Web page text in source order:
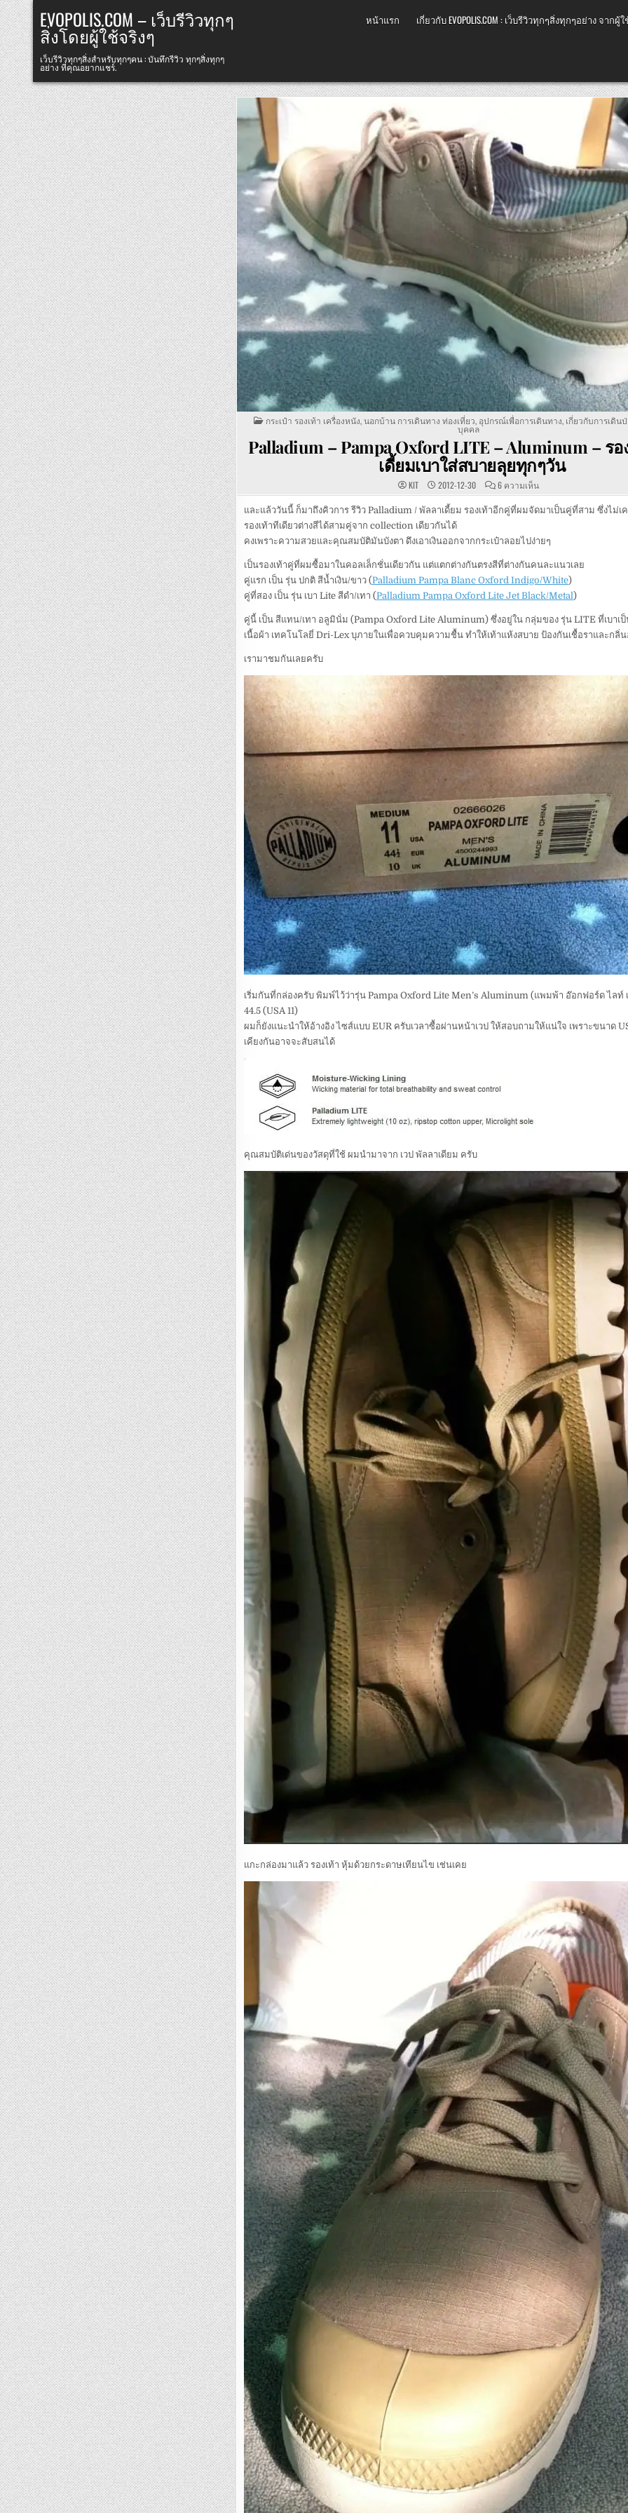
Skip
to
content
EVOPOLIS.COM – เว็บรีวิวทุกๆ
สิ่งโดยผู้ใช้จริงๆ
เว็บรีวิวทุกๆสิ่งสำหรับทุกๆคน : บันทึกรีวิว ทุกๆสิ่งทุกๆ
อย่าง ที่คุณอยากแชร์.
หน้าแรก เกี่ยวกับ EVOPOLIS.COM : เว็บรีวิวทุกๆสิ่งทุกๆอย่าง จากผู้
POSTED
IN
กระเป๋า รองเท้า เครื่องหนัง,นอกบ้าน การเดินทาง ท่องเที่ยว, อุปกรณ์เพื่อการเดินทาง, เกี่ยวกับการเดิน
บุคคล
Palladium – Pampa Oxford LITE – Aluminum – รอ
เดี้ยมเบาใส่สบายลุยทุกๆวัน
KIT 2012-12-30 6 ความเห็นบน
PALLADIUM
PAMPA
ALUMINUM
รอง
เท้า
พัล
ลา
เดี้ย
ม
ใส่
ลุย
และแล้ววันนี้ ก็มาถึงคิวการ รีวิว Palladium / พัลลาเดี้ยม รองเท้าอีกคู่ที่ผมจัดมาเป็นคู่ที่สาม ซึ่งไม่เ
รองเท้าทีเดียวต่างสีได้สามคู่จาก collection เดียวกันได้
คงเพราะความสวยและคุณสมบัติมันบังตา ดึงเอาเงินออกจากกระเป๋าลอยไปง่ายๆ
เป็นรองเท้าคู่ที่ผมซื้อมาในคอลเล็กชั่นเดียวกัน แต่แตกต่างกันตรงสีที่ต่างกันคนละแนวเลย
คู่แรก เป็น รุ่น ปกติ สีน้ำเงิน/ขาว (Palladium Pampa Blanc Oxford Indigo/White)
คู่ที่สอง เป็น รุ่น เบา Lite สีดำ/เทา (Palladium Pampa Oxford Lite Jet Black/Metal)
คู่นี้ เป็น สีแทน/เทา อลูมินั่ม (Pampa Oxford Lite Aluminum) ซึ่งอยู่ใน กลุ่มของ รุ่น LITE ที่เบาเป็
เนื้อผ้า เทคโนโลยี่ Dri-Lex บุภายในเพื่อควบคุมความชื้น ทำให้เท้าแห้งสบาย ป้องกันเชื้อราและกลิ่
เรามาชมกันเลยครับ
เริ่มกันที่กล่องครับ พิมพ์ไว้ว่ารุ่น Pampa Oxford Lite Men’s Aluminum (แพมพ้า อ๊อกฟอร์ด ไลท์
44.5 (USA 11)
ผมก็ยังแนะนำให้อ้างอิง ไซส์แบบ EUR ครับเวลาซื้อผ่านหน้าเวป ให้สอบถามให้แน่ใจ เพราะขนาด
เคียงกันอาจจะสับสนได้
คุณสมบัติเด่นของวัสดุที่ใช้ ผมนำมาจาก เวป พัลลาเดียม ครับ
แกะกล่องมาแล้ว รองเท้า หุ้มด้วยกระดาษเทียนไข เช่นเคย